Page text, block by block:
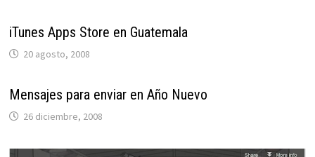
iTunes Apps Store en Guatemala
20 agosto, 2008
Mensajes para enviar en Año Nuevo
26 diciembre, 2008